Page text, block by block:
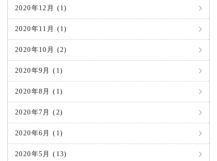
2020年12月 (1)
2020年11月 (1)
2020年10月 (2)
2020年9月 (1)
2020年8月 (1)
2020年7月 (2)
2020年6月 (1)
2020年5月 (13)